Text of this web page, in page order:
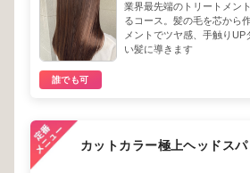
業界最先端のトリートメン
るコース。髪の毛を芯から
メントでツヤ感、手触り
い髪に導きます
誰でも可
カットカラー極上ヘッドスパ